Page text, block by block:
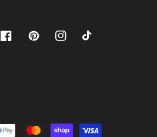
FacebookPinterestInstagramTikTok